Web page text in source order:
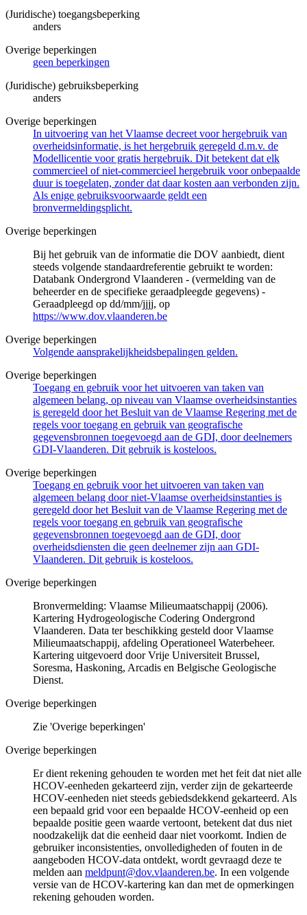
(Juridische) toegangsbeperking
anders
Overige beperkingen
geen beperkingen
(Juridische) gebruiksbeperking
anders
Overige beperkingen
In uitvoering van het Vlaamse decreet voor hergebruik van
overheidsinformatie, is het hergebruik geregeld d.m.v. de
Modellicentie voor gratis hergebruik. Dit betekent dat elk
commercieel of niet-commercieel hergebruik voor onbepaalde
duur is toegelaten, zonder dat daar kosten aan verbonden zijn.
Als enige gebruiksvoorwaarde geldt een
bronvermeldingsplicht.
Overige beperkingen
Bij het gebruik van de informatie die DOV aanbiedt, dient
steeds volgende standaardreferentie gebruikt te worden:
Databank Ondergrond Vlaanderen - (vermelding van de
beheerder en de specifieke geraadpleegde gegevens) -
Geraadpleegd op dd/mm/jjjj, op
https://www.dov.vlaanderen.be
Overige beperkingen
Volgende aansprakelijkheidsbepalingen gelden.
Overige beperkingen
Toegang en gebruik voor het uitvoeren van taken van
algemeen belang, op niveau van Vlaamse overheidsinstanties
is geregeld door het Besluit van de Vlaamse Regering met de
regels voor toegang en gebruik van geografische
gegevensbronnen toegevoegd aan de GDI, door deelnemers
GDI-Vlaanderen. Dit gebruik is kosteloos.
Overige beperkingen
Toegang en gebruik voor het uitvoeren van taken van
algemeen belang door niet-Vlaamse overheidsinstanties is
geregeld door het Besluit van de Vlaamse Regering met de
regels voor toegang en gebruik van geografische
gegevensbronnen toegevoegd aan de GDI, door
overheidsdiensten die geen deelnemer zijn aan GDI-
Vlaanderen. Dit gebruik is kosteloos.
Overige beperkingen
Bronvermelding: Vlaamse Milieumaatschappij (2006).
Kartering Hydrogeologische Codering Ondergrond
Vlaanderen. Data ter beschikking gesteld door Vlaamse
Milieumaatschappij, afdeling Operationeel Waterbeheer.
Kartering uitgevoerd door Vrije Universiteit Brussel,
Soresma, Haskoning, Arcadis en Belgische Geologische
Dienst.
Overige beperkingen
Zie 'Overige beperkingen'
Overige beperkingen
Er dient rekening gehouden te worden met het feit dat niet alle
HCOV-eenheden gekarteerd zijn, verder zijn de gekarteerde
HCOV-eenheden niet steeds gebiedsdekkend gekarteerd. Als
een bepaald grid voor een bepaalde HCOV-eenheid op een
bepaalde positie geen waarde vertoont, betekent dat dus niet
noodzakelijk dat die eenheid daar niet voorkomt. Indien de
gebruiker inconsistenties, onvolledigheden of fouten in de
aangeboden HCOV-data ontdekt, wordt gevraagd deze te
melden aan meldpunt@dov.vlaanderen.be. In een volgende
versie van de HCOV-kartering kan dan met de opmerkingen
rekening gehouden worden.